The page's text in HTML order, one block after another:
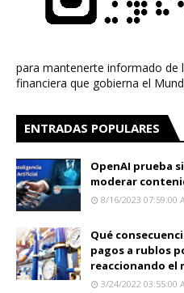
para mantenerte informado de
financiera que gobierna el
ENTRADAS POPULARES
OpenAI prueba
moderar
8/16/2023 07:59:00
Qué
pagos a rublos
reaccionando el
3/24/2022 03:55:00